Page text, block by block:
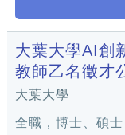
大葉大學AI創
教師乙名徵才
大葉大學
全職，博士、碩士